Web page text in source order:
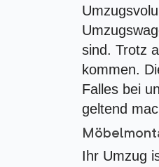
sind. Trotz
kommen.
Falles bei
geltend
Ihr Umzug